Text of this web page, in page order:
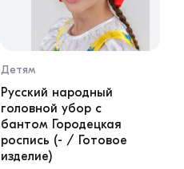
Детям
Русский народный
головной убор с
бантом Городецкая
роспись (- / Готовое
изделие)